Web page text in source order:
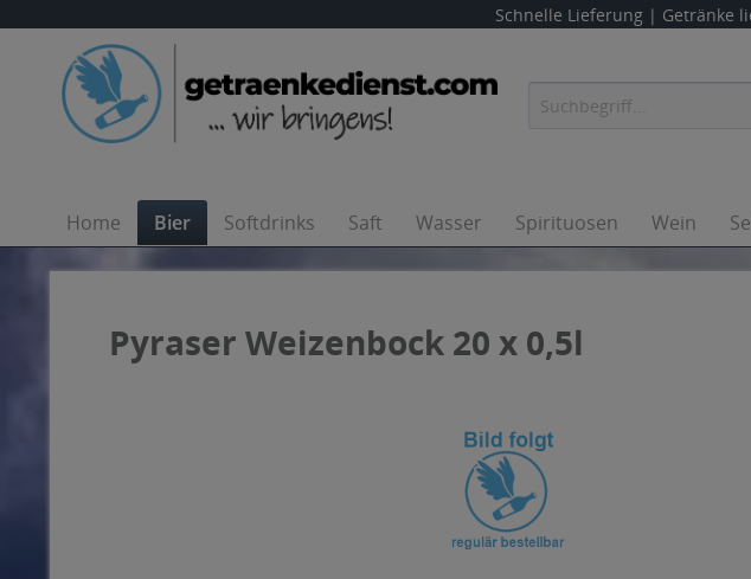
Schnelle Lieferung | Getränke
Home Bier Softdrinks Saft Wasser Spirituosen Wein
Pyraser Weizenbock 20 x 0,5l